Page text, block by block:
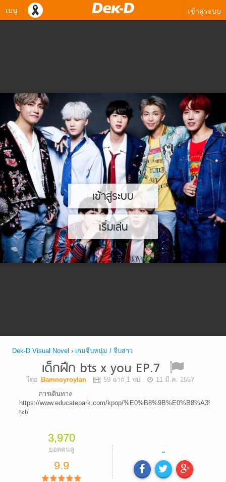
เมนู เข้าสู่ระบบ
เข้าสู่ระบบ
เริ่มเล่น
Dek-D Visual Novel › เกมจีบหนุ่ม / จีบสาว
เด็กฝึก bts x you EP.7
โดย Bamnoyroylan 59 ฉาก 1 จบ
11 มี.ค. 2567
การเดินทาง
https://www.educatepark.com/kpop/
txt/
3,970
ยอดคนดู
9.9
-